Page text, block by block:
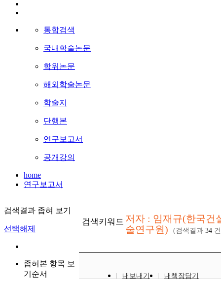
통합검색
국내학술논문
학위논문
해외학술논문
학술지
단행본
연구보고서
공개강의
home
연구보고서
검색결과 좁혀 보기
선택해제
좁혀본 항목 보
기순서
검색키워드 저자 : 임재규(한국건
술연구원)
(검색결과 34
내보내기
내책장담기